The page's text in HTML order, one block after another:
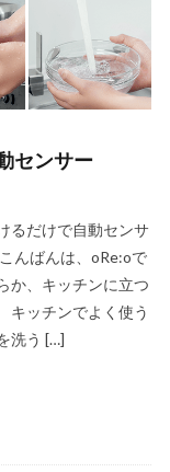
センサー
るだけで自動センサ
んばんは、oRe:oで
か、キッチンに立つ
キッチンでよく使う
洗う […]